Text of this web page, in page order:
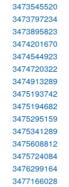
3473545520
3473797234
3473895823
3474201670
3474544923
3474720322
3474913289
3475193742
3475194682
3475295159
3475341289
3475608812
3475724084
3476299164
3477166028